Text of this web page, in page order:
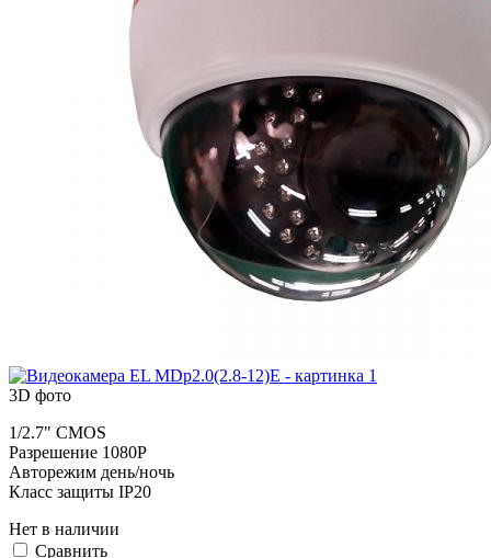
3D фото
1/2.7" CMOS
Разрешение 1080P
Авторежим день/ночь
Класс защиты IP20
Нет в наличии
Cравнить